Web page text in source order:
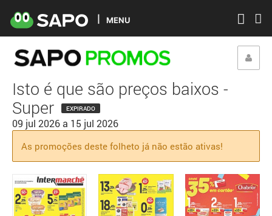
MENU
Isto é que são preços baixos -
Super
EXPIRADO
09 jul 2026 a 15 jul 2026
As promoções deste folheto já não estão ativas!